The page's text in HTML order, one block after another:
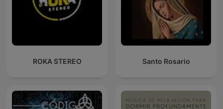
ROKA STEREO Santo Rosario